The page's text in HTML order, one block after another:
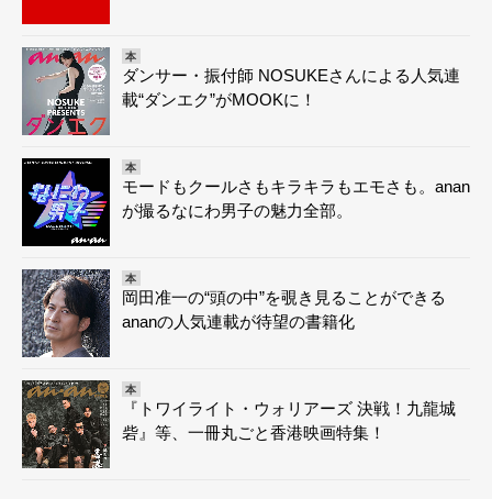
本
ダンサー・振付師 NOSUKEさんによる人気連
載“ダンエク”がMOOKに！
本
モードもクールさもキラキラもエモさも。anan
が撮るなにわ男子の魅力全部。
本
岡田准一の“頭の中”を覗き見ることができる
ananの人気連載が待望の書籍化
本
『トワイライト・ウォリアーズ 決戦！九龍城
砦』等、一冊丸ごと香港映画特集！